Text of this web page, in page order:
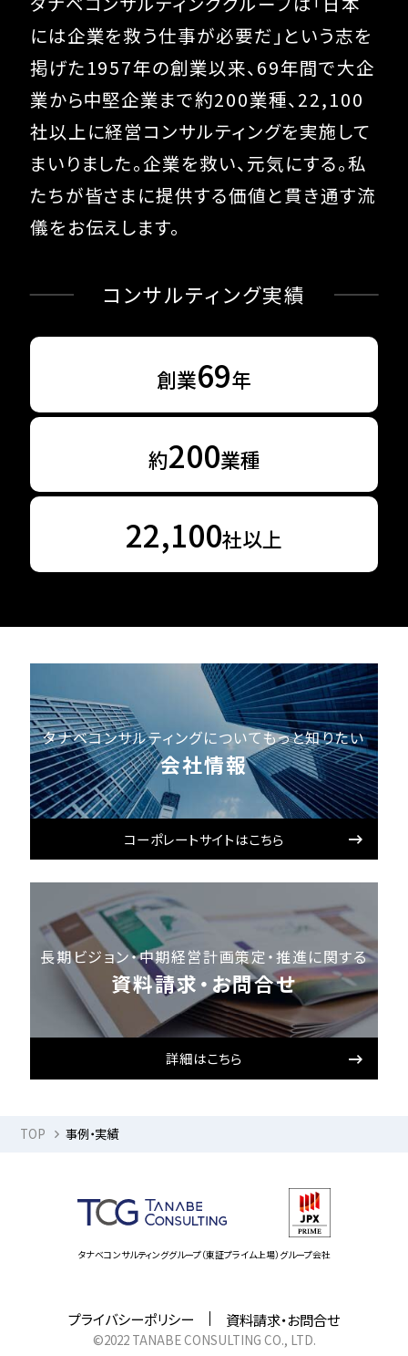
には企業を救う仕事が必要だ」という志を
掲げた1957年の創業以来、 69年間で大企
業から中堅企業まで約200業種、 22,100
社以上に経営コンサルティングを実施して
まいりました。企業を救い、元気にする。私
たちが皆さまに提供する価値と貫き通す流
儀をお伝えします。
コンサルティング実績
創業69年
約200業種
22,100社以上
タナベコンサルティングについてもっと知りたい
会社情報
コーポレートサイトはこちら
長期ビジョン・中期経営計画策定・推進に関する
資料請求・お問合せ
詳細はこちら
TOP 事例・実績
タナベコンサルティンググループ（東証プライム上場）グループ会社
プライバシーポリシー 資料請求・お問合せ
©2022 TANABE CONSULTING CO., LTD.